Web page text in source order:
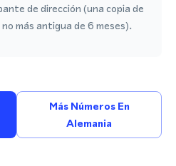
de dirección (una copia de
más antigua de 6 meses).
Más Números En
Alemania